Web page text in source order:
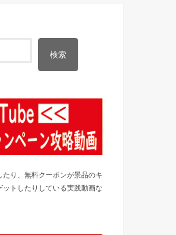
検索
り、無料クーポンが景品のキ
トしたりしている実践動画な